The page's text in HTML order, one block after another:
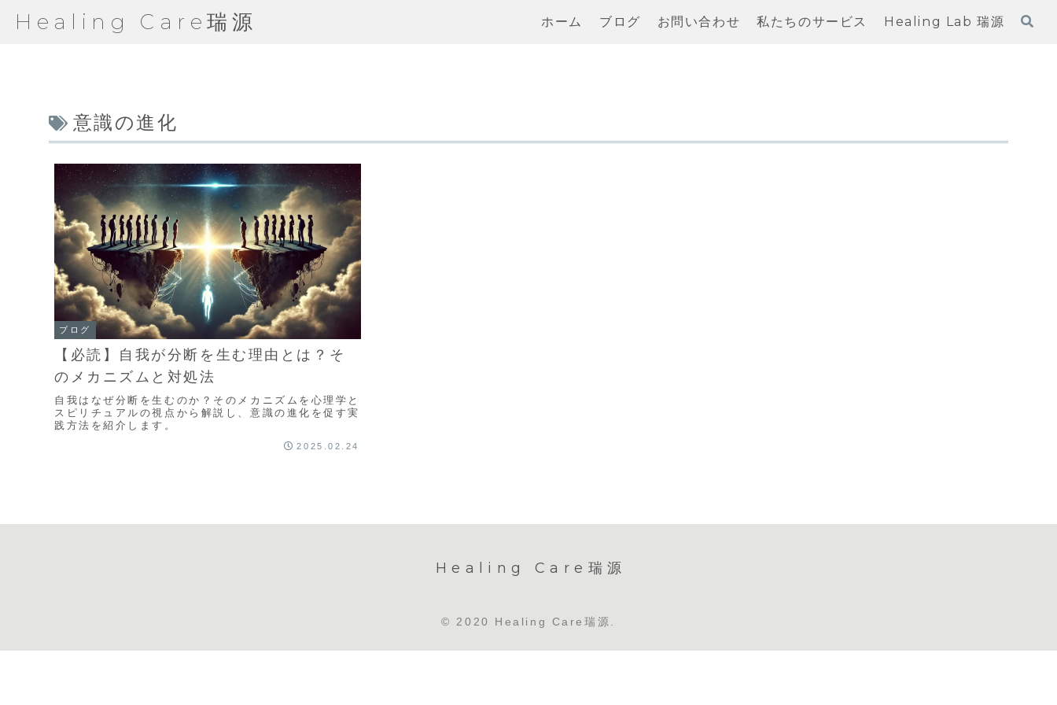
Healing Care瑞源 ホーム ブログ お問い合わせ 私たちのサービス Healing Lab 瑞源
意識の進化
ブログ
【必読】自我が分断を生む理由とは？そ
のメカニズムと対処法
自我はなぜ分断を生むのか？そのメカニズムを心理学と
スピリチュアルの視点から解説し、意識の進化を促す実
践方法を紹介します。
2025.02.24
Healing Care瑞源
© 2020 Healing Care瑞源.